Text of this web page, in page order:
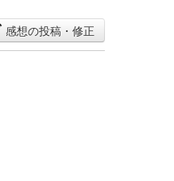
感想の投稿・修正